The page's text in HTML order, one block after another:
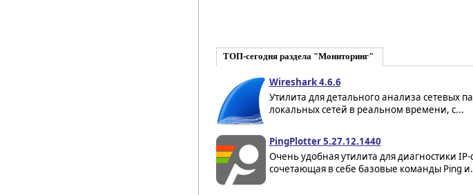
ТОП-сегодня раздела "Мониторинг"
Wireshark 4.6.6
Утилита для детального анализа сетевых
локальных сетей в реальном времени, с...
PingPlotter 5.27.12.1440
Очень удобная утилита для диагностики IP-
сочетающая в себе базовые команды Ping